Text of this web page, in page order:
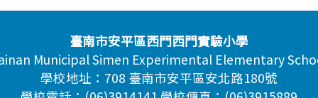
臺南市安平區西門西門實驗小學
Municipal Simen Experimental Elementary
學校地址：708 臺南市安平區安北路180號